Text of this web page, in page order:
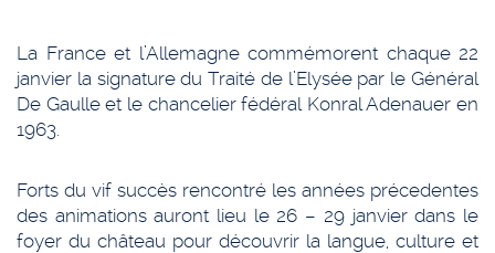
La France et l’Allemagne commémorent chaque 22
janvier la signature du Traité de l’Elysée par le Général
De Gaulle et le chancelier fédéral Konral Adenauer en
1963.
Forts du vif succès rencontré les années précedentes
des animations auront lieu le 26 – 29 janvier dans le
foyer du château pour découvrir la langue, culture et